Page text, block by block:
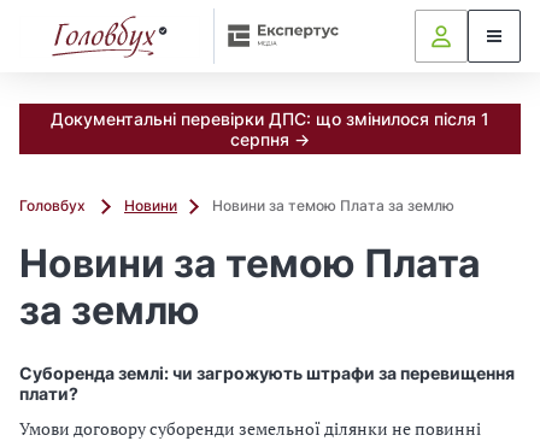
Документальні перевірки ДПС: що змінилося після 1
серпня →
Головбух Новини Новини за темою Плата за землю
Новини за темою Плата
за землю
Суборенда землі: чи загрожують штрафи за перевищення
плати?
Умови договору суборенди земельної ділянки не повинні